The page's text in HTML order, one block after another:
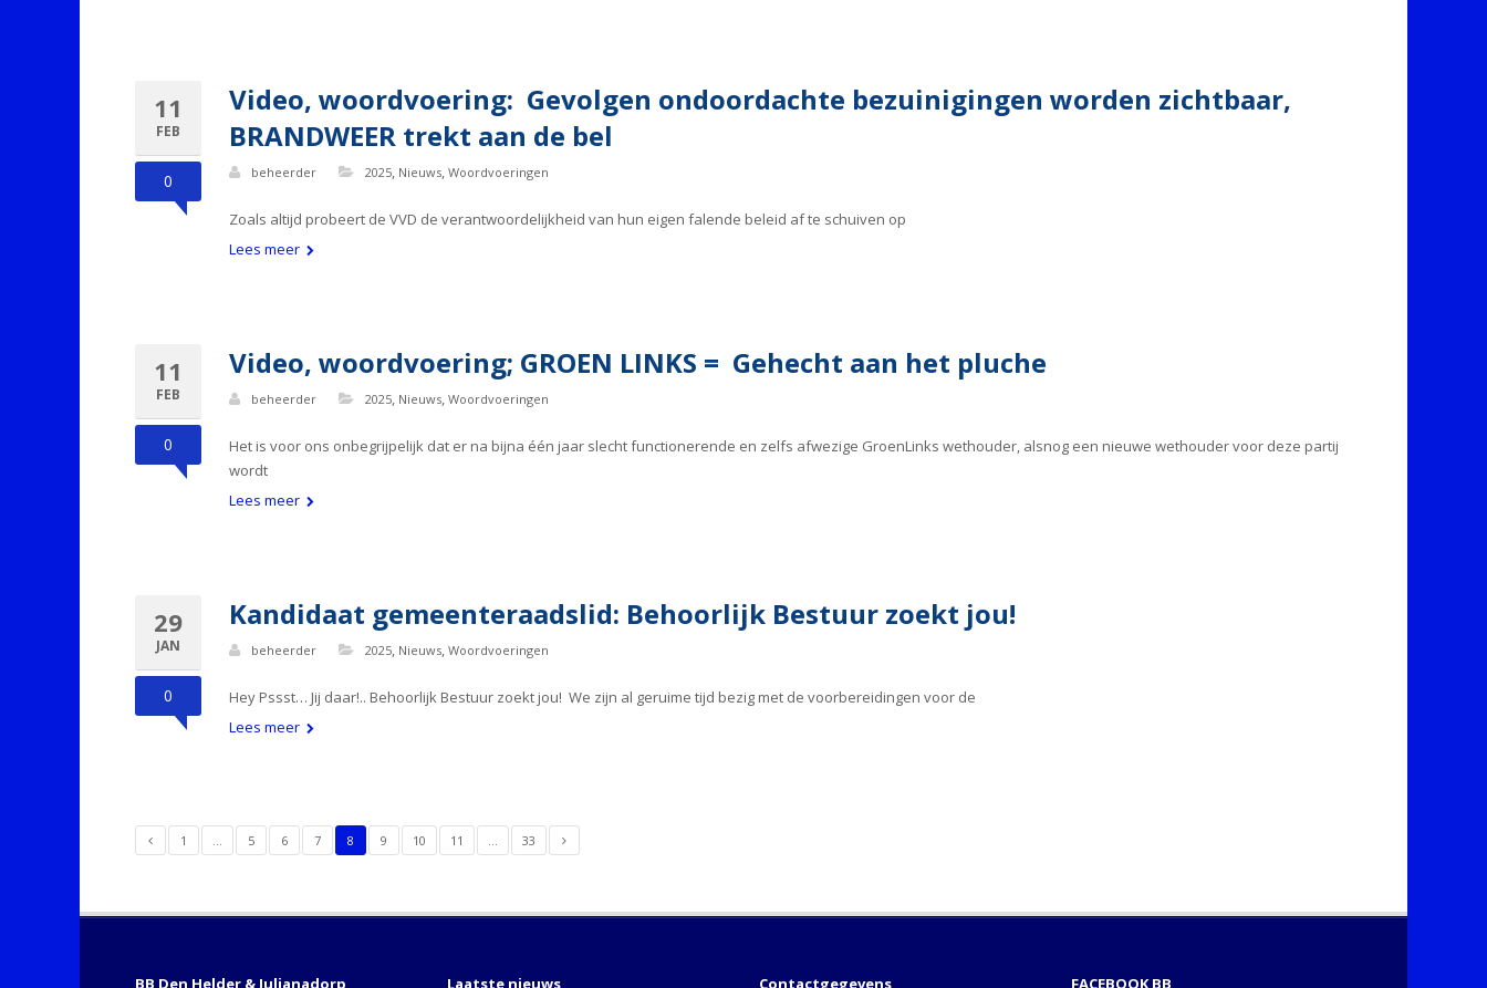
11
FEB
0
Video, woordvoering: Gevolgen ondoordachte bezuinigingen worden zichtbaar,
BRANDWEER trekt aan de bel
beheerder 2025, Nieuws, Woordvoeringen
Zoals altijd probeert de VVD de verantwoordelijkheid van hun eigen falende beleid af te schuiven op
Lees meer
11
FEB
0
Video, woordvoering; GROEN LINKS = Gehecht aan het pluche
beheerder 2025, Nieuws, Woordvoeringen
Het is voor ons onbegrijpelijk dat er na bijna één jaar slecht functionerende en zelfs afwezige GroenLinks wethouder, alsnog een nieuwe wethouder voor deze partij
wordt
Lees meer
29
JAN
0
Kandidaat gemeenteraadslid: Behoorlijk Bestuur zoekt jou!
beheerder 2025, Nieuws, Woordvoeringen
Hey Pssst… Jij daar!.. Behoorlijk Bestuur zoekt jou! We zijn al geruime tijd bezig met de voorbereidingen voor de
Lees meer
1 … 5 6 7 8 9 10 11 … 33
BB Den Helder & Julianadorp Laatste nieuws Contactgegevens FACEBOOK BB